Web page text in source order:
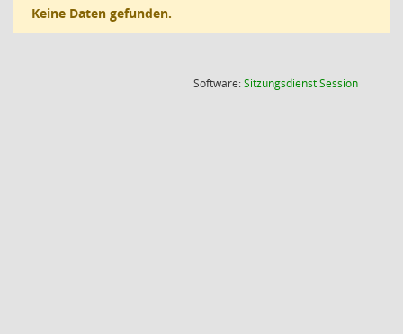
Keine Daten gefunden.
Software:SitzungsdienstSession(Wird in